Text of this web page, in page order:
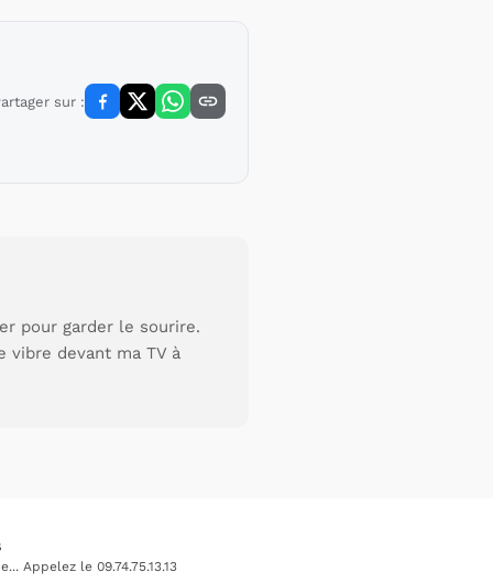
sur :
pour garder le sourire.
vibre devant ma TV à
Appelez le 09.74.75.13.13